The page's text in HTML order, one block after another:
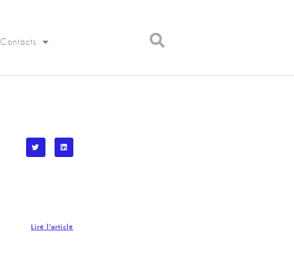
Contacts
Lire l'article